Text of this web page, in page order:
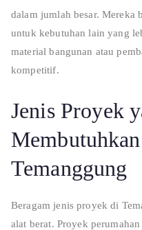
dalam jumlah besar. Mereka
untuk kebutuhan lain yang
material bangunan atau
kompetitif.
Jenis Proyek
Temanggung
Beragam jenis proyek di
alat berat. Proyek